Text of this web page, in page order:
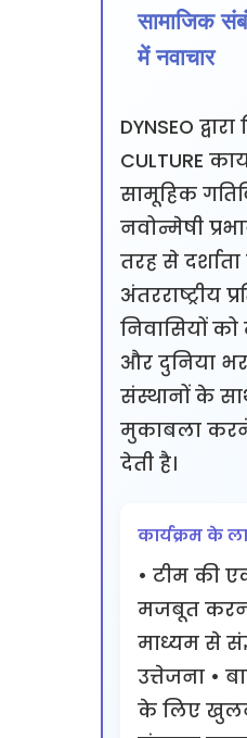
सामाजिक
में नवाचार
DYNSEO
CULTURE
सामूहिक
नवोन्मेषी
तरह से दर्शाता
अंतरराष्ट्रीय
निवासियों
और दुनिया
संस्थानों के
मुकाबला
देती है।
कार्यक्रम के
• टीम की
मजबूत
माध्यम से
उत्तेजना •
के लिए